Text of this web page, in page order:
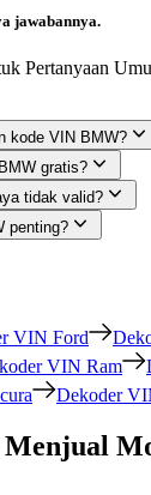
jawabannya.
Pertanyaan
kode VIN BMW?
gratis?
tidak valid?
penting?
VIN Ford
VIN Ram
Dekoder